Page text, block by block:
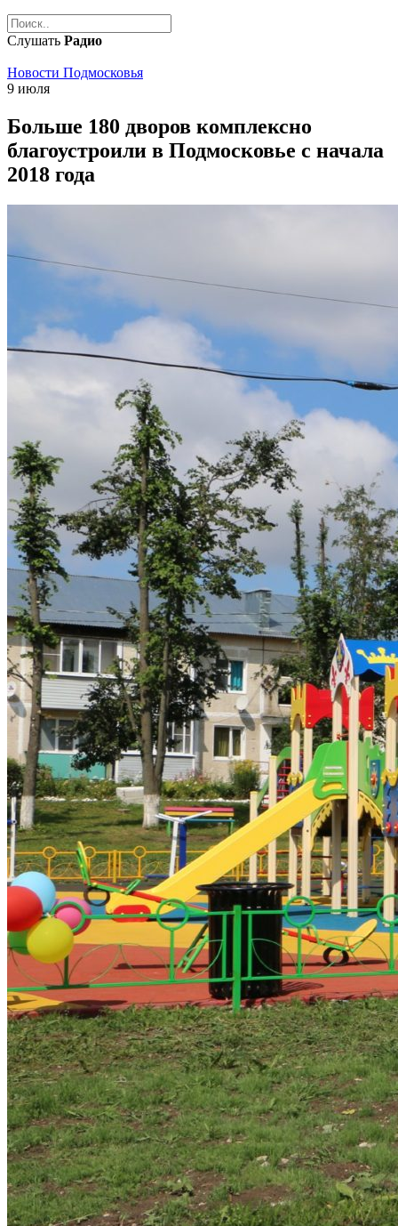
Слушать Радио
Новости Подмосковья
9 июля
Больше 180 дворов комплексно
благоустроили в Подмосковье с начала
2018 года